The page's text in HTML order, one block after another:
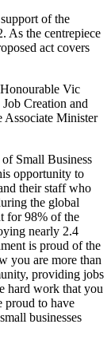
of the
As the centrepiece
act covers
Vic
Creation and
Associate Minister
Small Business
opportunity to
their staff who
the global
for 98% of the
nearly 2.4
is proud of the
you are more than
providing jobs
hard work that you
proud to have
businesses